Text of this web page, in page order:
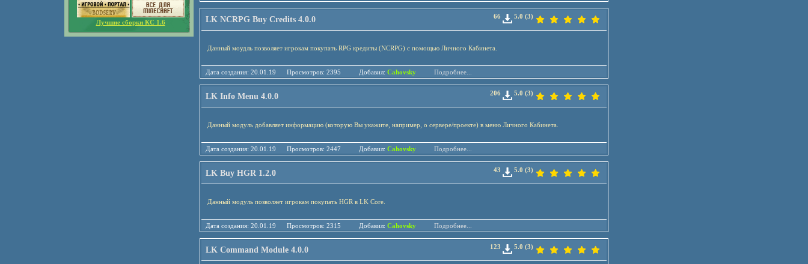
LK NCRPG Buy Credits 4.0.0 66 5.0 (3)
Данный моудль позволяет игрокам покупать RPG кредиты (NCRPG) с помощью Личного Кабинета.
Дата создания: 20.01.19 Просмотров: 2395 Добавил: Cahovsky Подробнее...
LK Info Menu 4.0.0 206 5.0 (3)
Данный модуль добавляет информацию (которую Вы укажите, например, о сервере/проекте) в меню Личного Кабинета.
Дата создания: 20.01.19 Просмотров: 2447 Добавил: Cahovsky Подробнее...
LK Buy HGR 1.2.0 43 5.0 (3)
Данный модуль позволяет игрокам покупать HGR в LK Core.
Дата создания: 20.01.19 Просмотров: 2315 Добавил: Cahovsky Подробнее...
LK Command Module 4.0.0 123 5.0 (3)
Лучшие сборки КС 1.6